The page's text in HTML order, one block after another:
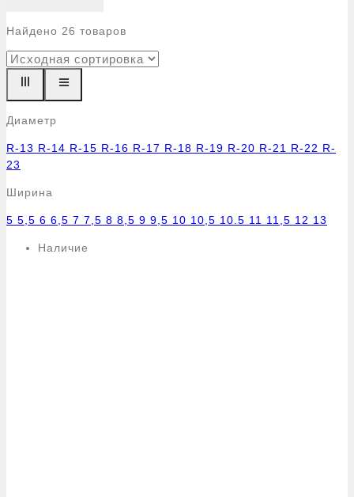
Найдено 26 товаров
Диаметр
R-13 R-14 R-15 R-16 R-17 R-18 R-19 R-20 R-21 R-22 R-
23
Ширина
5 5,5 6 6,5 7 7,5 8 8,5 9 9,5 10 10,5 10.5 11 11,5 12 13
Наличие